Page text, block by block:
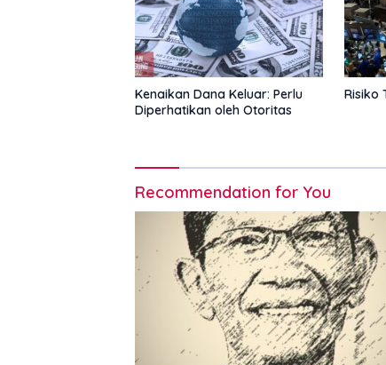
Kenaikan Dana Keluar: Perlu
Diperhatikan oleh Otoritas
Risiko
Recommendation for You